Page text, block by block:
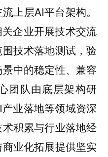
上层AI平台架构。
企业开展技术交流
技术落地测试，验
中的稳定性、兼容
团队由底层架构研
业落地等领域资深
积累与行业落地经
业化拓展提供坚实